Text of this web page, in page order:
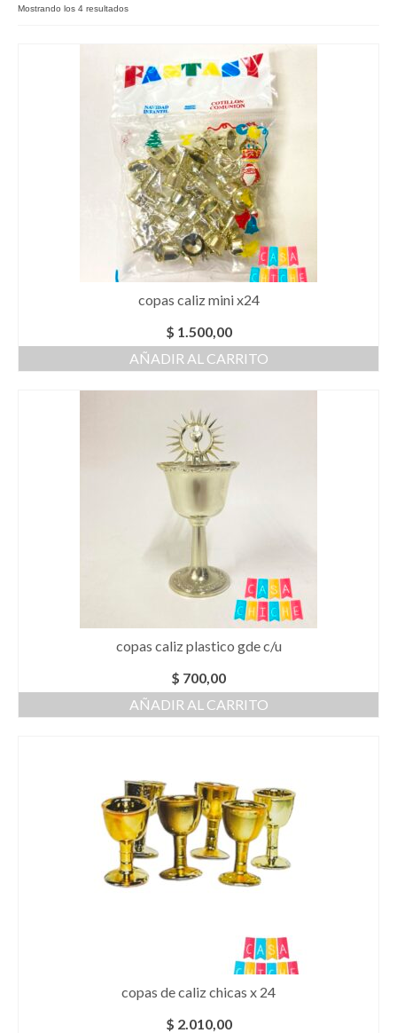
Como Registrarse
Finalizar compra
Mostrando los 4 resultados
copas caliz mini x24
$ 1.500,00
AÑADIR AL CARRITO
copas caliz plastico gde c/u
$ 700,00
AÑADIR AL CARRITO
copas de caliz chicas x 24
$ 2.010,00